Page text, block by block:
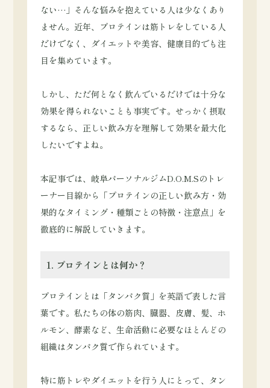
ない…」そんな悩みを抱えている人は少なくあり
ません。近年、プロテインは筋トレをしている人
だけでなく、ダイエットや美容、健康目的でも注
目を集めています。
しかし、ただ何となく飲んでいるだけでは十分な
効果を得られないことも事実です。せっかく摂取
するなら、正しい飲み方を理解して効果を最大化
したいですよね。
本記事では、岐阜パーソナルジムD.O.M.Sのトレ
ーナー目線から「プロテインの正しい飲み方・効
果的なタイミング・種類ごとの特徴・注意点」を
徹底的に解説していきます。
1. プロテインとは何か？
プロテインとは「タンパク質」を英語で表した言
葉です。私たちの体の筋肉、臓器、皮膚、髪、ホ
ルモン、酵素など、生命活動に必要なほとんどの
組織はタンパク質で作られています。
特に筋トレやダイエットを行う人にとって、タン